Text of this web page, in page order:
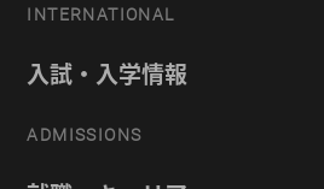
INTERNATIONAL
入試・入学情報
ADMISSIONS